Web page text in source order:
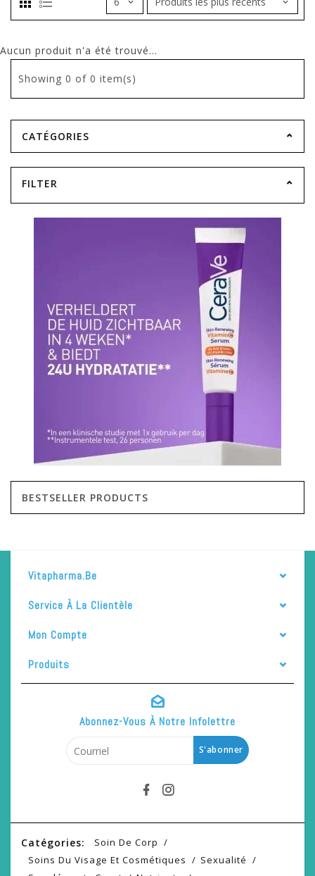
Aucun produit n'a été trouvé...
Showing 0 of 0 item(s)
CATÉGORIES
FILTER
BESTSELLER PRODUCTS
Vitapharma.be
Service À La Clientèle
Mon Compte
Produits
Abonnez-Vous À Notre Infolettre
S'abonner
Catégories:
Soin De Corp
Soins Du Visage Et Cosmétiques
Sexualité